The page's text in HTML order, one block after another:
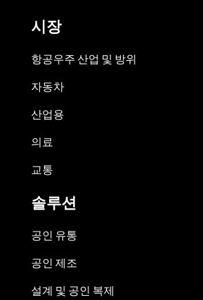
시장
항공우주 산업 및 방위
자동차
산업용
의료
교통
솔루션
공인 유통
공인 제조
설계 및 공인 복제